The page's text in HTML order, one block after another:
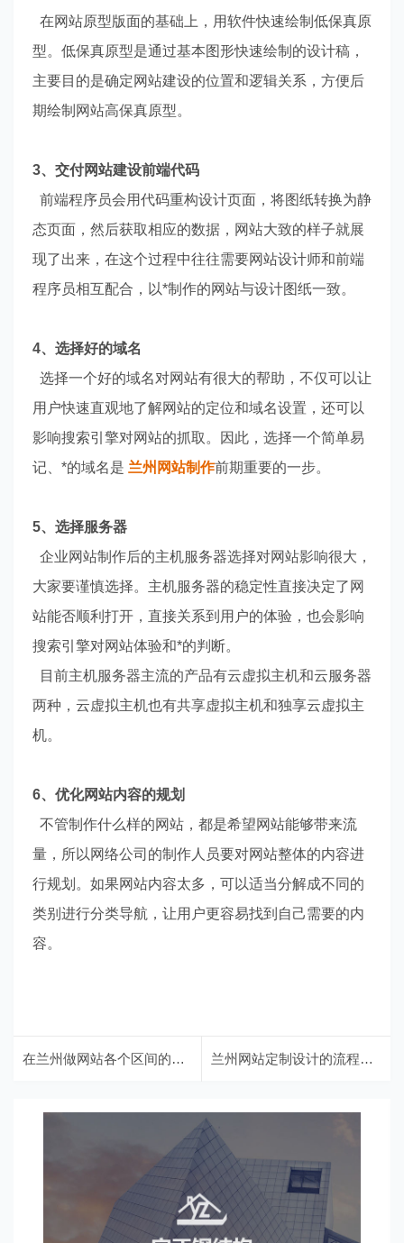
在网站原型版面的基础上，用软件快速绘制低保真原
型。低保真原型是通过基本图形快速绘制的设计稿，
主要目的是确定网站建设的位置和逻辑关系，方便后
期绘制网站高保真原型。
3、交付网站建设前端代码
前端程序员会用代码重构设计页面，将图纸转换为静
态页面，然后获取相应的数据，网站大致的样子就展
现了出来，在这个过程中往往需要网站设计师和前端
程序员相互配合，以*制作的网站与设计图纸一致。
4、选择好的域名
选择一个好的域名对网站有很大的帮助，不仅可以让
用户快速直观地了解网站的定位和域名设置，还可以
影响搜索引擎对网站的抓取。因此，选择一个简单易
记、*的域名是 兰州网站制作前期重要的一步。
5、选择服务器
企业网站制作后的主机服务器选择对网站影响很大，
大家要谨慎选择。主机服务器的稳定性直接决定了网
站能否顺利打开，直接关系到用户的体验，也会影响
搜索引擎对网站体验和*的判断。
目前主机服务器主流的产品有云虚拟主机和云服务器
两种，云虚拟主机也有共享虚拟主机和独享云虚拟主
机。
6、优化网站内容的规划
不管制作什么样的网站，都是希望网站能够带来流
量，所以网络公司的制作人员要对网站整体的内容进
行规划。如果网站内容太多，可以适当分解成不同的
类别进行分类导航，让用户更容易找到自己需要的内
容。
在兰州做网站各个区间的价格 兰州网站定制设计的流程及注意事项